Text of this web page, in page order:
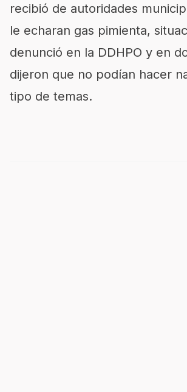
recibió de autoridades
le echaran gas pimienta,
denunció en la DDHPO y en
dijeron que no podían hacer
tipo de temas.